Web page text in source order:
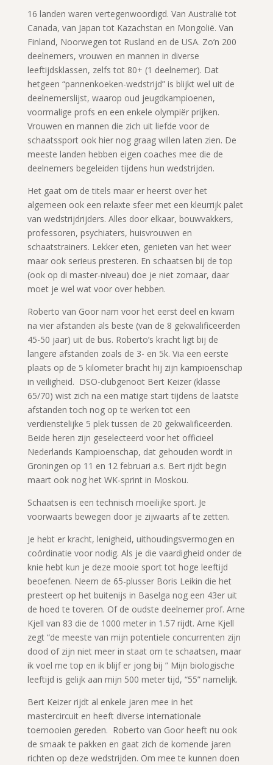
16 landen waren vertegenwoordigd. Van Australië tot
Canada, van Japan tot Kazachstan en Mongolië. Van
Finland, Noorwegen tot Rusland en de USA. Zo’n 200
deelnemers, vrouwen en mannen in diverse
leeftijdsklassen, zelfs tot 80+ (1 deelnemer). Dat
hetgeen “pannenkoeken-wedstrijd” is blijkt wel uit de
deelnemerslijst, waarop oud jeugdkampioenen,
voormalige profs en een enkele olympiër prijken.
Vrouwen en mannen die zich uit liefde voor de
schaatssport ook hier nog graag willen laten zien. De
meeste landen hebben eigen coaches mee die de
deelnemers begeleiden tijdens hun wedstrijden.
Het gaat om de titels maar er heerst over het
algemeen ook een relaxte sfeer met een kleurrijk palet
van wedstrijdrijders. Alles door elkaar, bouwvakkers,
professoren, psychiaters, huisvrouwen en
schaatstrainers. Lekker eten, genieten van het weer
maar ook serieus presteren. En schaatsen bij de top
(ook op di master-niveau) doe je niet zomaar, daar
moet je wel wat voor over hebben.
Roberto van Goor nam voor het eerst deel en kwam
na vier afstanden als beste (van de 8 gekwalificeerden
45-50 jaar) uit de bus. Roberto’s kracht ligt bij de
langere afstanden zoals de 3- en 5k. Via een eerste
plaats op de 5 kilometer bracht hij zijn kampioenschap
in veiligheid. DSO-clubgenoot Bert Keizer (klasse
65/70) wist zich na een matige start tijdens de laatste
afstanden toch nog op te werken tot een
verdienstelijke 5 plek tussen de 20 gekwalificeerden.
Beide heren zijn geselecteerd voor het officieel
Nederlands Kampioenschap, dat gehouden wordt in
Groningen op 11 en 12 februari a.s. Bert rijdt begin
maart ook nog het WK-sprint in Moskou.
Schaatsen is een technisch moeilijke sport. Je
voorwaarts bewegen door je zijwaarts af te zetten.
Je hebt er kracht, lenigheid, uithoudingsvermogen en
coördinatie voor nodig. Als je die vaardigheid onder de
knie hebt kun je deze mooie sport tot hoge leeftijd
beoefenen. Neem de 65-plusser Boris Leikin die het
presteert op het buitenijs in Baselga nog een 43er uit
de hoed te toveren. Of de oudste deelnemer prof. Arne
Kjell van 83 die de 1000 meter in 1.57 rijdt. Arne Kjell
zegt “de meeste van mijn potentiele concurrenten zijn
dood of zijn niet meer in staat om te schaatsen, maar
ik voel me top en ik blijf er jong bij ” Mijn biologische
leeftijd is gelijk aan mijn 500 meter tijd, “55” namelijk.
Bert Keizer rijdt al enkele jaren mee in het
mastercircuit en heeft diverse internationale
toernooien gereden. Roberto van Goor heeft nu ook
de smaak te pakken en gaat zich de komende jaren
richten op deze wedstrijden. Om mee te kunnen doen